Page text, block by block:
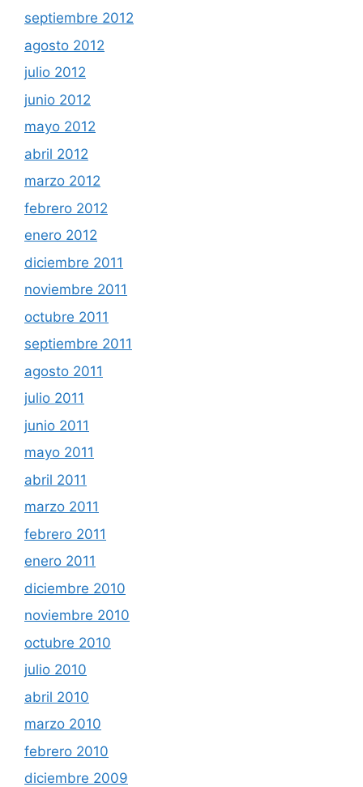
septiembre 2012
agosto 2012
julio 2012
junio 2012
mayo 2012
abril 2012
marzo 2012
febrero 2012
enero 2012
diciembre 2011
noviembre 2011
octubre 2011
septiembre 2011
agosto 2011
julio 2011
junio 2011
mayo 2011
abril 2011
marzo 2011
febrero 2011
enero 2011
diciembre 2010
noviembre 2010
octubre 2010
julio 2010
abril 2010
marzo 2010
febrero 2010
diciembre 2009